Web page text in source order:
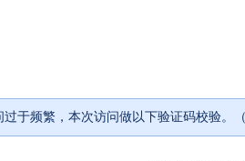
过于频繁，本次访问做以下验证码校验。（